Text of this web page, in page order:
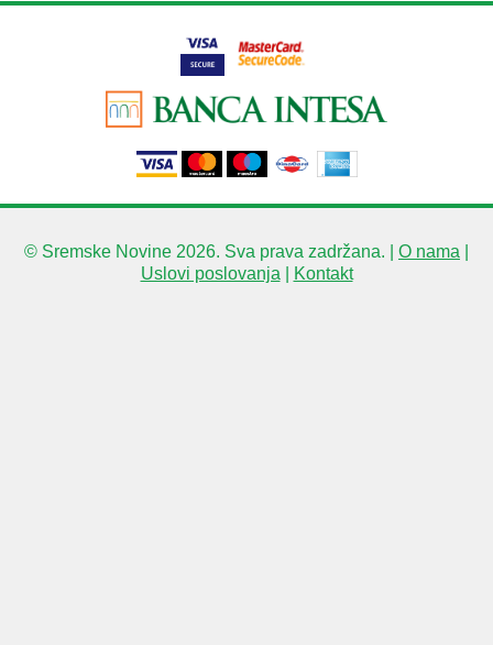
© Sremske Novine 2026. Sva prava zadržana. | O nama
Uslovi poslovanja
Kontakt